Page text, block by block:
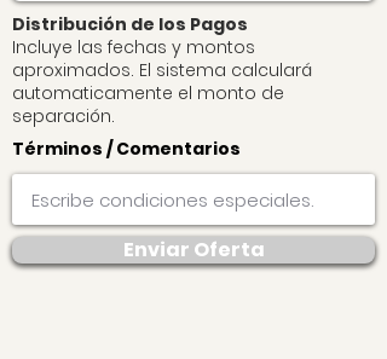
Distribución de los Pagos
Incluye las fechas y montos
aproximados. El sistema calculará
automaticamente el monto de
separación.
Términos / Comentarios
Enviar Oferta